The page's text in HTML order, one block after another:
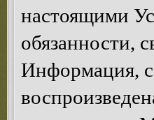
настоящими
обязанности,
Информация,